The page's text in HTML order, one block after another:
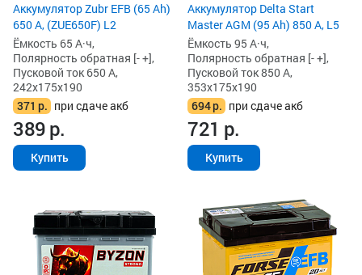
Аккумулятор Zubr EFB (65 Ah)
650 А, (ZUE650F) L2
Ёмкость 65 А·ч,
Полярность обратная [- +],
Пусковой ток 650 А,
242x175x190
371 р. при сдаче акб
389р.
Купить
Аккумулятор Delta Start
Master AGM (95 Ah) 850 А, L5
Ёмкость 95 А·ч,
Полярность обратная [- +],
Пусковой ток 850 А,
353x175x190
694р. при сдаче акб
721 р.
Купить